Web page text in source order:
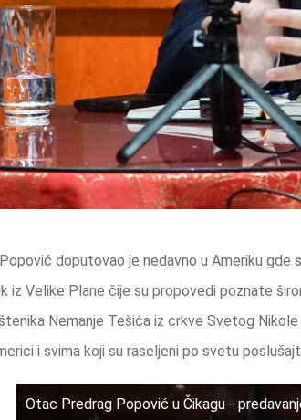
doputovao je nedavno u Ameriku
iz Velike Plane čije su propovedi poznate
Nemanje Tešića iz crkve Svetog
i svima koji su raseljeni po svetu
Otac Predrag Popović u Čikagu -